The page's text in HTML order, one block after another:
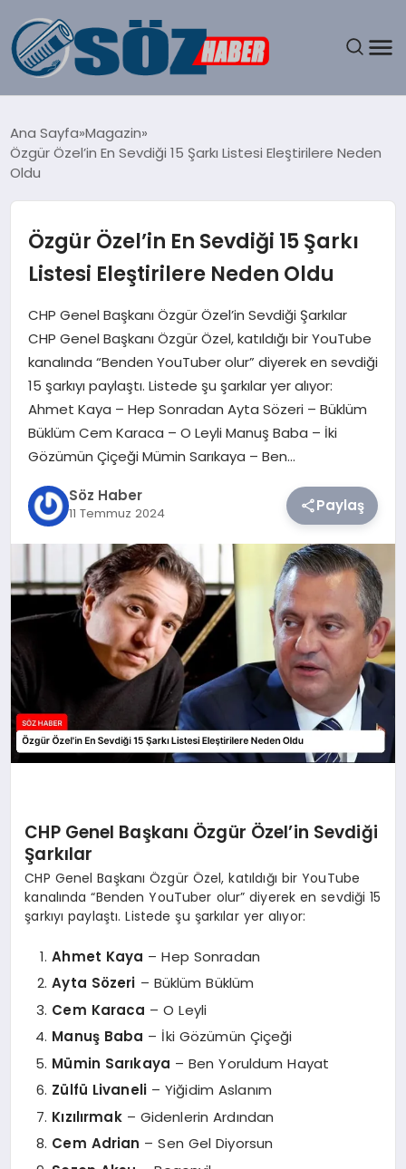
SPOR
EKONOMI
EĞITIM
SAĞLIK
DÜNYA
TEKNOLOJI
SIYASET
YAŞAM
Ana Sayfa Magazin
Özgür Özel’in En Sevdiği 15 Şarkı Listesi Eleştirilere Neden
Oldu
Özgür Özel’in En Sevdiği 15 Şarkı
Listesi Eleştirilere Neden Oldu
CHP Genel Başkanı Özgür Özel’in Sevdiği Şarkılar
CHP Genel Başkanı Özgür Özel, katıldığı bir YouTube
kanalında “Benden YouTuber olur” diyerek en sevdiği
15 şarkıyı paylaştı. Listede şu şarkılar yer alıyor:
Ahmet Kaya – Hep Sonradan Ayta Sözeri – Büklüm
Büklüm Cem Karaca – O Leyli Manuş Baba – İki
Gözümün Çiçeği Mümin Sarıkaya – Ben…
Söz Haber
11 Temmuz 2024 Paylaş
CHP Genel Başkanı Özgür Özel’in Sevdiği
Şarkılar
CHP Genel Başkanı Özgür Özel, katıldığı bir YouTube
kanalında “Benden YouTuber olur” diyerek en sevdiği 15
şarkıyı paylaştı. Listede şu şarkılar yer alıyor:
Ahmet Kaya – Hep Sonradan
Ayta Sözeri – Büklüm Büklüm
Cem Karaca – O Leyli
Manuş Baba – İki Gözümün Çiçeği
Mümin Sarıkaya – Ben Yoruldum Hayat
Zülfü Livaneli – Yiğidim Aslanım
Kızılırmak – Gidenlerin Ardından
Cem Adrian – Sen Gel Diyorsun